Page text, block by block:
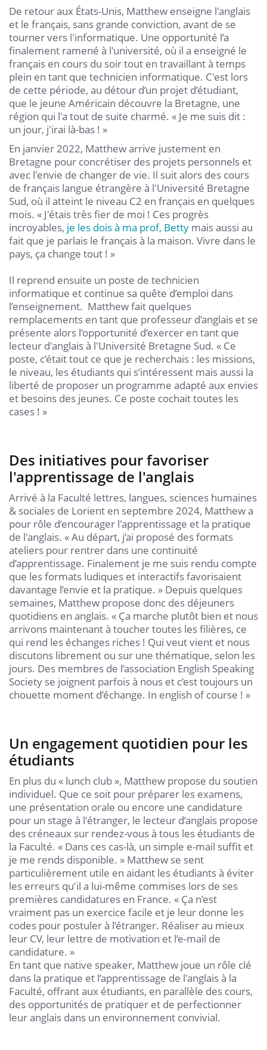
De retour aux États-Unis, Matthew enseigne l'anglais
et le français, sans grande conviction, avant de se
tourner vers l'informatique. Une opportunité l’a
finalement ramené à l'université, où il a enseigné le
français en cours du soir tout en travaillant à temps
plein en tant que technicien informatique. C'est lors
de cette période, au détour d’un projet d’étudiant,
que le jeune Américain découvre la Bretagne, une
région qui l'a tout de suite charmé. « Je me suis dit :
un jour, j'irai là-bas ! »
En janvier 2022, Matthew arrive justement en
Bretagne pour concrétiser des projets personnels et
avec l'envie de changer de vie. Il suit alors des cours
de français langue étrangère à l'Université Bretagne
Sud, où il atteint le niveau C2 en français en quelques
mois. « J'étais très fier de moi ! Ces progrès
incroyables, je les dois à ma prof, Betty mais aussi au
fait que je parlais le français à la maison. Vivre dans le
pays, ça change tout ! »
Il reprend ensuite un poste de technicien
informatique et continue sa quête d’emploi dans
l’enseignement. Matthew fait quelques
remplacements en tant que professeur d’anglais et se
présente alors l’opportunité d’exercer en tant que
lecteur d'anglais à l'Université Bretagne Sud. « Ce
poste, c’était tout ce que je recherchais : les missions,
le niveau, les étudiants qui s’intéressent mais aussi la
liberté de proposer un programme adapté aux envies
et besoins des jeunes. Ce poste cochait toutes les
cases ! »
Des initiatives pour favoriser
l'apprentissage de l'anglais
Arrivé à la Faculté lettres, langues, sciences humaines
& sociales de Lorient en septembre 2024, Matthew a
pour rôle d’encourager l'apprentissage et la pratique
de l'anglais. « Au départ, j’ai proposé des formats
ateliers pour rentrer dans une continuité
d’apprentissage. Finalement je me suis rendu compte
que les formats ludiques et interactifs favorisaient
davantage l’envie et la pratique. » Depuis quelques
semaines, Matthew propose donc des déjeuners
quotidiens en anglais. « Ça marche plutôt bien et nous
arrivons maintenant à toucher toutes les filières, ce
qui rend les échanges riches ! Qui veut vient et nous
discutons librement ou sur une thématique, selon les
jours. Des membres de l’association English Speaking
Society se joignent parfois à nous et c’est toujours un
chouette moment d’échange. In english of course ! »
Un engagement quotidien pour les
étudiants
En plus du « lunch club », Matthew propose du soutien
individuel. Que ce soit pour préparer les examens,
une présentation orale ou encore une candidature
pour un stage à l'étranger, le lecteur d’anglais propose
des créneaux sur rendez-vous à tous les étudiants de
la Faculté. « Dans ces cas-là, un simple e-mail suffit et
je me rends disponible. » Matthew se sent
particulièrement utile en aidant les étudiants à éviter
les erreurs qu'il a lui-même commises lors de ses
premières candidatures en France. « Ça n’est
vraiment pas un exercice facile et je leur donne les
codes pour postuler à l’étranger. Réaliser au mieux
leur CV, leur lettre de motivation et l’e-mail de
candidature. »
En tant que native speaker, Matthew joue un rôle clé
dans la pratique et l’apprentissage de l'anglais à la
Faculté, offrant aux étudiants, en parallèle des cours,
des opportunités de pratiquer et de perfectionner
leur anglais dans un environnement convivial.